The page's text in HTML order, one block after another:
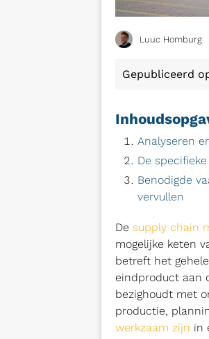
Luuc Homburg
Gepubliceerd
Analyseren
De
Benodigde
vervullen
Desupply chain
mogelijke keten
betreft het
eindproduct aan
bezighoudt met
productie,
werkzaam zijn in